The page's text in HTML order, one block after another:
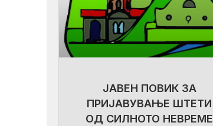
ЈАВЕН ПОВИК ЗА
ПРИЈАВУВАЊЕ ШТЕТИ
ОД СИЛНОТО НЕВРЕМЕ